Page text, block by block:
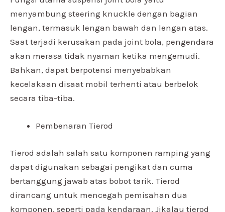
menyambung steering knuckle dengan bagian
lengan, termasuk lengan bawah dan lengan atas.
Saat terjadi kerusakan pada joint bola, pengendara
akan merasa tidak nyaman ketika mengemudi.
Bahkan, dapat berpotensi menyebabkan
kecelakaan disaat mobil terhenti atau berbelok
secara tiba-tiba.
Pembenaran Tierod
Tierod adalah salah satu komponen ramping yang
dapat digunakan sebagai pengikat dan cuma
bertanggung jawab atas bobot tarik. Tierod
dirancang untuk mencegah pemisahan dua
komponen, seperti pada kendaraan. Jikalau tierod